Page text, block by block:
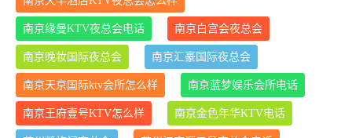
南京缘曼KTV夜总会电话 南京白宫会夜总会
南京晚妆国际夜总会 南京汇豪国际夜总会
南京天京国际ktv会所怎么样 南京蓝梦娱乐会所电话
南京王府壹号KTV怎么样 南京金色年华KTV电话